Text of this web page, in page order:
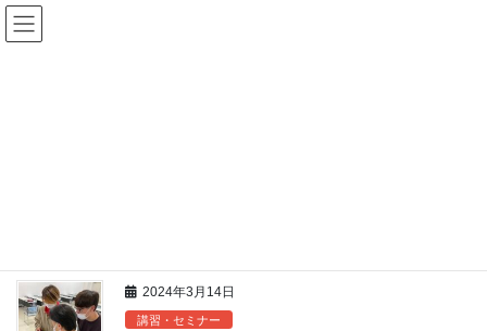
コ
ン
ナ
ビ
2024年3月14日
講習・セミナー